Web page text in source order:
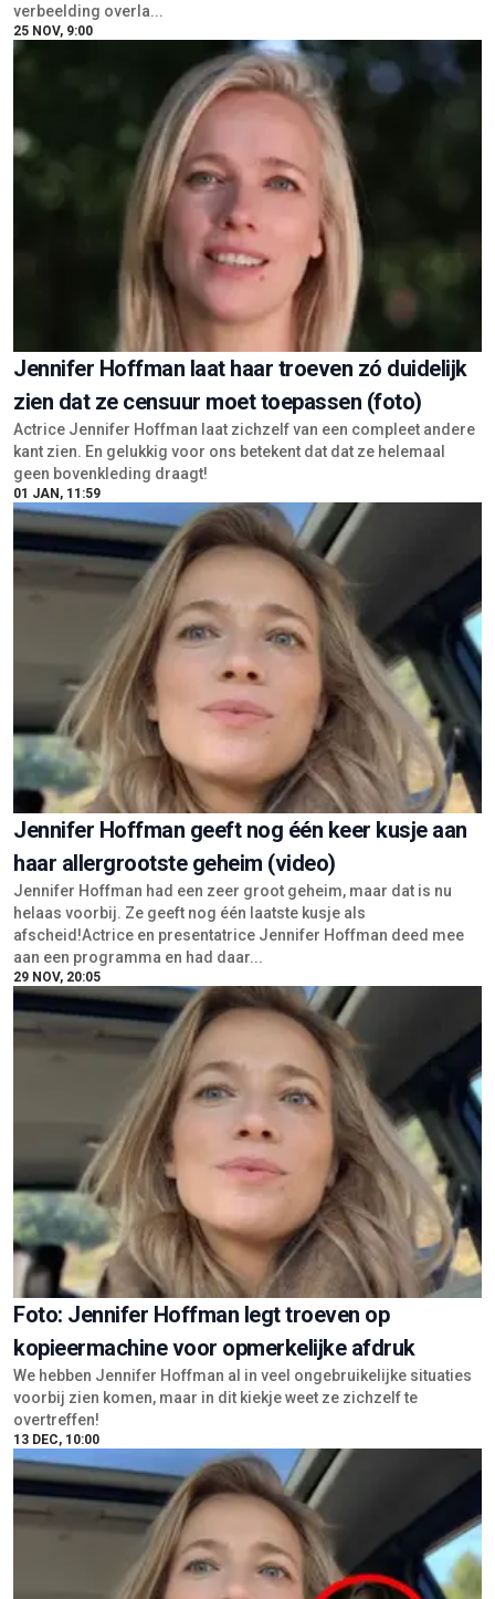
verbeelding overla...
25 NOV, 9:00
Jennifer Hoffman laat haar troeven zó duidelijk
zien dat ze censuur moet toepassen (foto)
Actrice Jennifer Hoffman laat zichzelf van een compleet andere
kant zien. En gelukkig voor ons betekent dat dat ze helemaal
geen bovenkleding draagt!
01 JAN, 11:59
Jennifer Hoffman geeft nog één keer kusje aan
haar allergrootste geheim (video)
Jennifer Hoffman had een zeer groot geheim, maar dat is nu
helaas voorbij. Ze geeft nog één laatste kusje als
afscheid!Actrice en presentatrice Jennifer Hoffman deed mee
aan een programma en had daar...
29 NOV, 20:05
Foto: Jennifer Hoffman legt troeven op
kopieermachine voor opmerkelijke afdruk
We hebben Jennifer Hoffman al in veel ongebruikelijke situaties
voorbij zien komen, maar in dit kiekje weet ze zichzelf te
overtreffen!
13 DEC, 10:00